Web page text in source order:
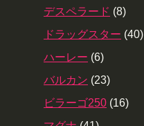
デスペラード (8)
ドラッグスター (40)
ハーレー (6)
バルカン (23)
ビラーゴ250 (16)